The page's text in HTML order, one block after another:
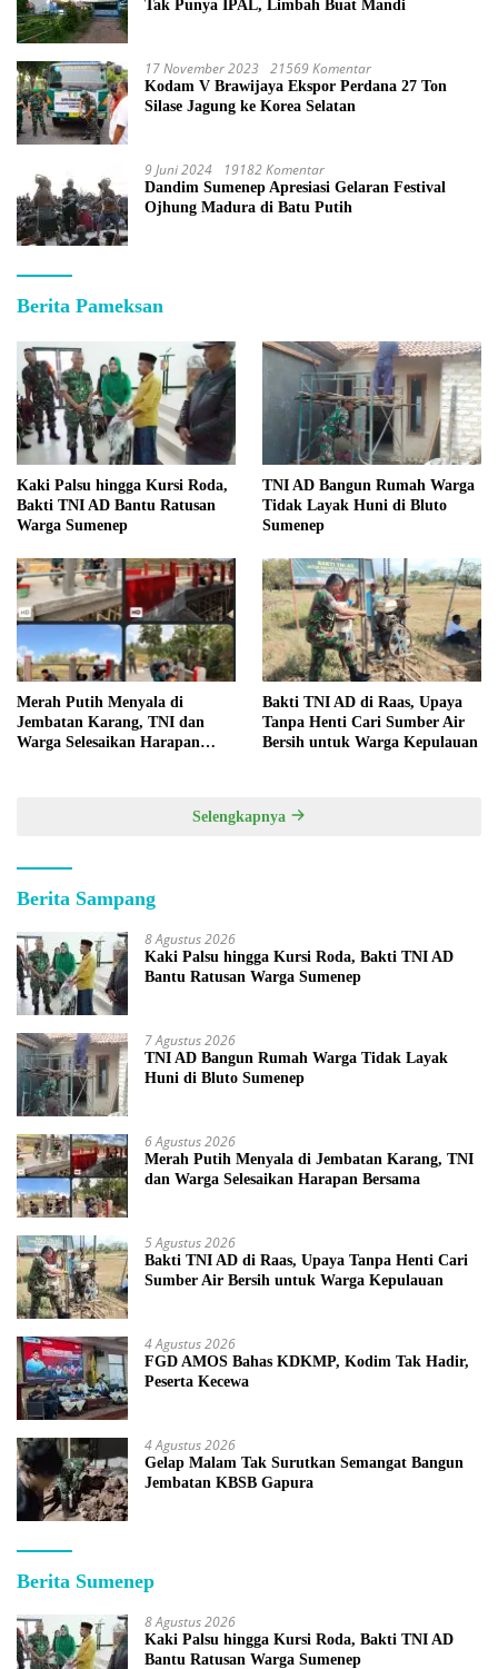
Tak Punya IPAL, Limbah Buat Mandi
17 November 2023 21569 Komentar
Kodam V Brawijaya Ekspor Perdana 27 Ton
Silase Jagung ke Korea Selatan
9 Juni 2024 19182 Komentar
Dandim Sumenep Apresiasi Gelaran Festival
Ojhung Madura di Batu Putih
Berita Pameksan
Kaki Palsu hingga Kursi Roda,
Bakti TNI AD Bantu Ratusan
Warga Sumenep
TNI AD Bangun Rumah Warga
Tidak Layak Huni di Bluto
Sumenep
Merah Putih Menyala di
Jembatan Karang, TNI dan
Warga Selesaikan Harapan
Bakti TNI AD di Raas, Upaya
Tanpa Henti Cari Sumber Air
Bersih untuk Warga Kepulauan
Selengkapnya
Berita Sampang
8 Agustus 2026
Kaki Palsu hingga Kursi Roda, Bakti TNI AD
Bantu Ratusan Warga Sumenep
7 Agustus 2026
TNI AD Bangun Rumah Warga Tidak Layak
Huni di Bluto Sumenep
6 Agustus 2026
Merah Putih Menyala di Jembatan Karang, TNI
dan Warga Selesaikan Harapan Bersama
5 Agustus 2026
Bakti TNI AD di Raas, Upaya Tanpa Henti Cari
Sumber Air Bersih untuk Warga Kepulauan
4 Agustus 2026
FGD AMOS Bahas KDKMP, Kodim Tak Hadir,
Peserta Kecewa
4 Agustus 2026
Gelap Malam Tak Surutkan Semangat Bangun
Jembatan KBSB Gapura
Berita Sumenep
8 Agustus 2026
Kaki Palsu hingga Kursi Roda, Bakti TNI AD
Bantu Ratusan Warga Sumenep